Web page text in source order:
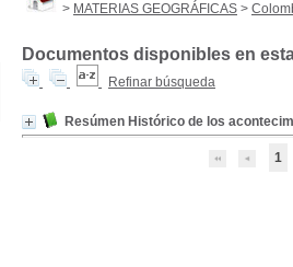
> MATERIAS GEOGRÁFICAS >
Documentos disponibles en
Refinar búsqueda
Resúmen Histórico de los
1